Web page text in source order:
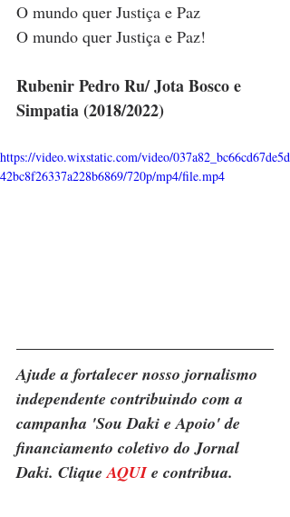
O mundo quer Justiça e Paz
O mundo quer Justiça e Paz!
Rubenir Pedro Ru/ Jota Bosco e
Simpatia (2018/2022)
https://video.wixstatic.com/video/037a82_bc66cd67de5d
42bc8f26337a228b6869/720p/mp4/file.mp4
Ajude a fortalecer nosso jornalismo
independente contribuindo com a
campanha 'Sou Daki e Apoio' de
financiamento coletivo do Jornal
Daki. Clique AQUI e contribua.